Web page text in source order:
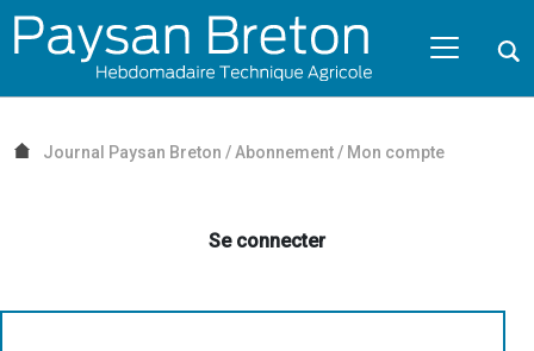
Passer au contenu
NAVIGATION MOBILE
NAVIGATION
PRINCIPALE
Journal Paysan Breton / Abonnement/ Mon compte
Se connecter